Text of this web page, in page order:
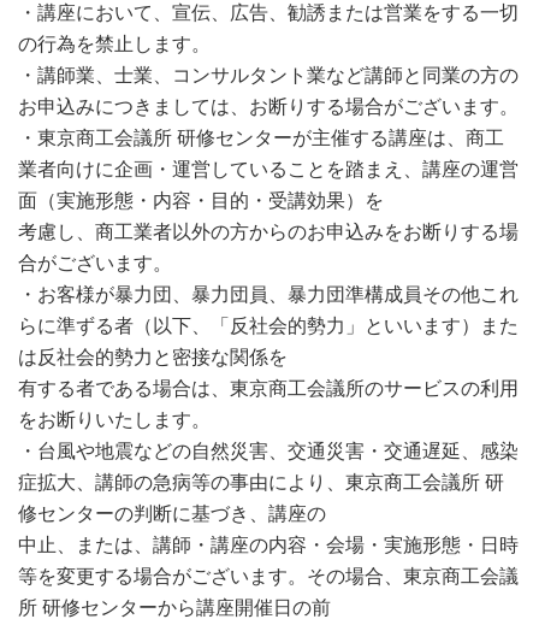
・講座において、宣伝、広告、勧誘または営業をする一切
の行為を禁止します。
・講師業、士業、コンサルタント業など講師と同業の方の
お申込みにつきましては、お断りする場合がございます。
・東京商工会議所 研修センターが主催する講座は、商工
業者向けに企画・運営していることを踏まえ、講座の運営
面（実施形態・内容・目的・受講効果）を
考慮し、商工業者以外の方からのお申込みをお断りする場
合がございます。
・お客様が暴力団、暴力団員、暴力団準構成員その他これ
らに準ずる者（以下、「反社会的勢力」といいます）また
は反社会的勢力と密接な関係を
有する者である場合は、東京商工会議所のサービスの利用
をお断りいたします。
・台風や地震などの自然災害、交通災害・交通遅延、感染
症拡大、講師の急病等の事由により、東京商工会議所 研
修センターの判断に基づき、講座の
中止、または、講師・講座の内容・会場・実施形態・日時
等を変更する場合がございます。その場合、東京商工会議
所 研修センターから講座開催日の前